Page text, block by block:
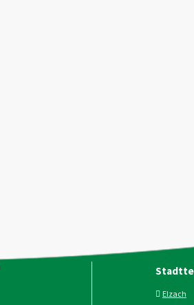
Elzach